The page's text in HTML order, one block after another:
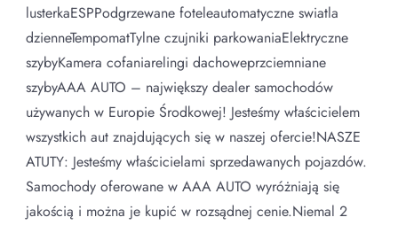
lusterkaESPPodgrzewane foteleautomatyczne swiatla
dzienneTempomatTylne czujniki parkowaniaElektryczne
szybyKamera cofaniarelingi dachoweprzciemniane
szybyAAA AUTO – największy dealer samochodów
używanych w Europie Środkowej! Jesteśmy właścicielem
wszystkich aut znajdujących się w naszej ofercie!NASZE
ATUTY: Jesteśmy właścicielami sprzedawanych pojazdów.
Samochody oferowane w AAA AUTO wyróżniają się
jakością i można je kupić w rozsądnej cenie.Niemal 2